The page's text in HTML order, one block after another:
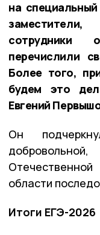
на
сотрудники
перечислили
Более того,
будем это
Евгений
Он
области
Итоги ЕГЭ-2026